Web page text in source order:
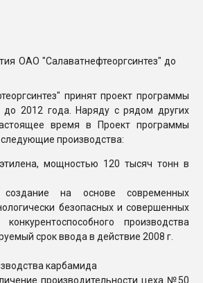
принят проект программы
до 2012 года. Наряду с рядом других
время в Проект программы
производства:
мощностью 120 тысяч тонн в
на основе современных
безопасных и совершенных
производства
срок ввода в действие 2008 г.
карбамида
производительности цеха №50